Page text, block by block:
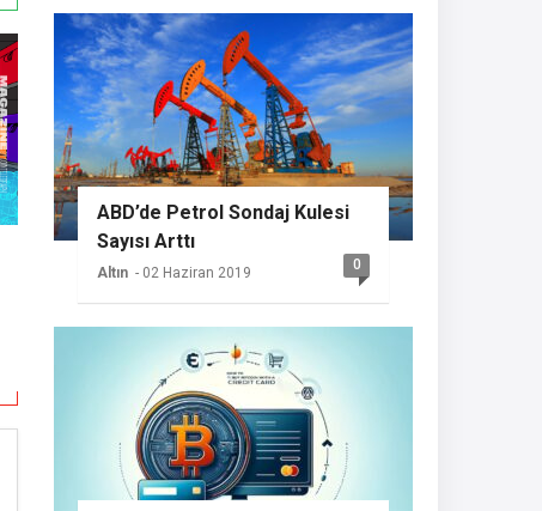
ABD’de Petrol Sondaj Kulesi
Sayısı Arttı
Altın - 02 Haziran 2019 0